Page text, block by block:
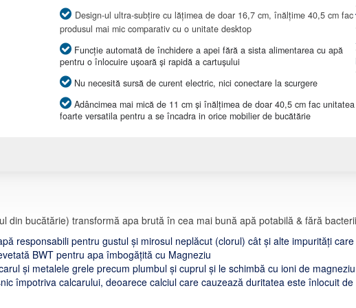
Design-ul ultra-subțire cu lățimea de doar 16,7 cm, înălțime 40,5 cm fac
produsul mai mic comparativ cu o unitate desktop
Funcție automată de închidere a apei fără a sista alimentarea cu apă
pentru o înlocuire ușoară și rapidă a cartușului
Nu necesită sursă de curent electric, nici conectare la scurgere
Adâncimea mai mică de 11 cm și înălțimea de doar 40,5 cm fac unitatea
foarte versatila pentru a se încadra in orice mobilier de bucătărie
din bucătărie) transformă apa brută în cea mai bună apă potabilă & fără
responsabili pentru gustul și mirosul neplăcut (clorul) cât și alte impurități
BWT pentru apa îmbogățită cu Magneziu
și metalele grele precum plumbul și cuprul și le schimbă cu ioni de
împotriva calcarului, deoarece calciul care cauzează duritatea este înlocuit de